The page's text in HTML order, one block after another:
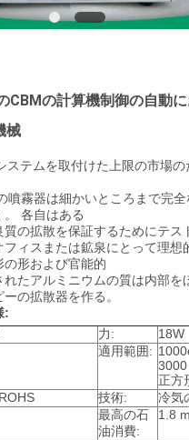
CBMの計算機制御の自動
械
ステムを取付けた上限の市場の
噴霧器は細かいところまで完
各自はある
の拡散を保証するためにテス
フィスまたは鉱泉にとって理想
形および官能的
たアルミニウムの質は内部を
の拡散器を作る。
:
力:
18W
適用範囲:
3000
正方
技術:
冷気
最高の石
油消費:
1.8